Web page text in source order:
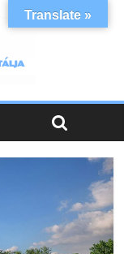
Translate »